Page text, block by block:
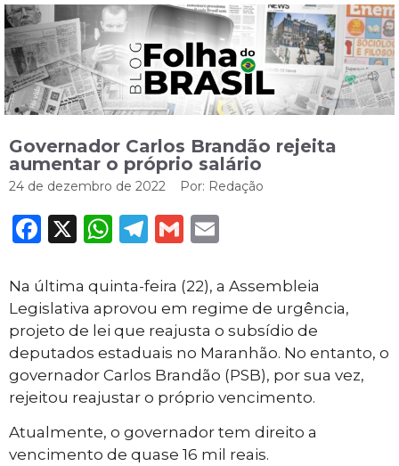
Governador Carlos Brandão rejeita
aumentar o próprio salário
24 de dezembro de 2022 Por: Redação
Facebook
X WhatsApp
Telegram
Gmail
Na última quinta-feira (22), a Assembleia
Legislativa aprovou em regime de urgência,
projeto de lei que reajusta o subsídio de
deputados estaduais no Maranhão. No entanto, o
governador Carlos Brandão (PSB), por sua vez,
rejeitou reajustar o próprio vencimento.
Atualmente, o governador tem direito a
vencimento de quase 16 mil reais.